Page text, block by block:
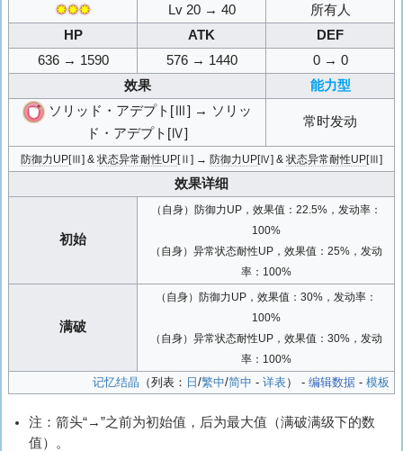
✸✸✸
Lv 20 → 40
所有人
HP
ATK
DEF
636 → 1590
576 → 1440
0 → 0
效果
能力型
ソリッド・アデプト[Ⅲ] → ソリッ
ド・アデプト[Ⅳ]
常时发动
防御力UP[Ⅲ] & 状态异常耐性UP[Ⅱ] → 防御力UP[Ⅳ] & 状态异常耐性UP[Ⅲ]
效果详细
初始
（自身）防御力UP，效果值：22.5%，发动率：
100%
（自身）异常状态耐性UP，效果值：25%，发动
率：100%
满破
（自身）防御力UP，效果值：30%，发动率：
100%
（自身）异常状态耐性UP，效果值：30%，发动
率：100%
记忆结晶 （列表： 日 /繁中/简中 - 详表） - 编辑数据- 模板
注：箭头“→”之前为初始值，后为最大值（满破满级下的数
值）。